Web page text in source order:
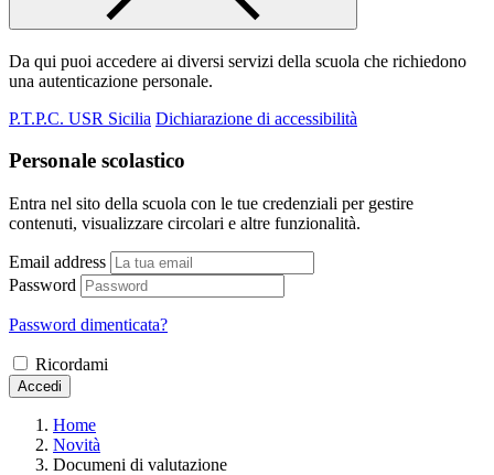
Da qui puoi accedere ai diversi servizi della scuola che richiedono
una autenticazione personale.
P.T.P.C. USR Sicilia Dichiarazione di accessibilità
Personale scolastico
Entra nel sito della scuola con le tue credenziali per gestire
contenuti, visualizzare circolari e altre funzionalità.
Email address
Password
Password dimenticata?
Ricordami
Accedi
Home
Novità
Documeni di valutazione